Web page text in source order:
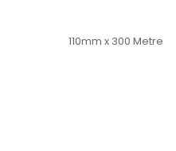
110mm x 300 Metre